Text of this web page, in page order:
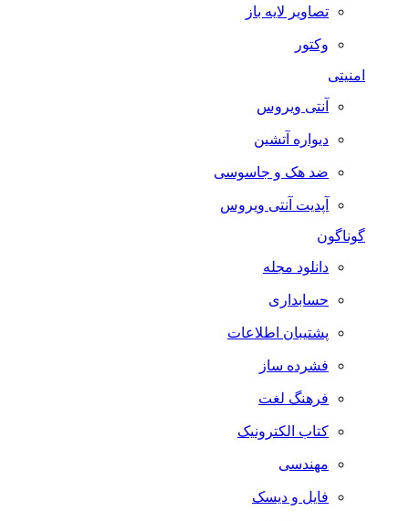
تصاویر لایه باز
وکتور
امنیتی
آنتی ویروس
دیواره آتشین
ضد هک و جاسوسی
آپدیت آنتی ویروس
گوناگون
دانلود مجله
حسابداری
پشتیبان اطلاعات
فشرده ساز
فرهنگ لغت
کتاب الکترونیک
مهندسی
فایل و دیسک